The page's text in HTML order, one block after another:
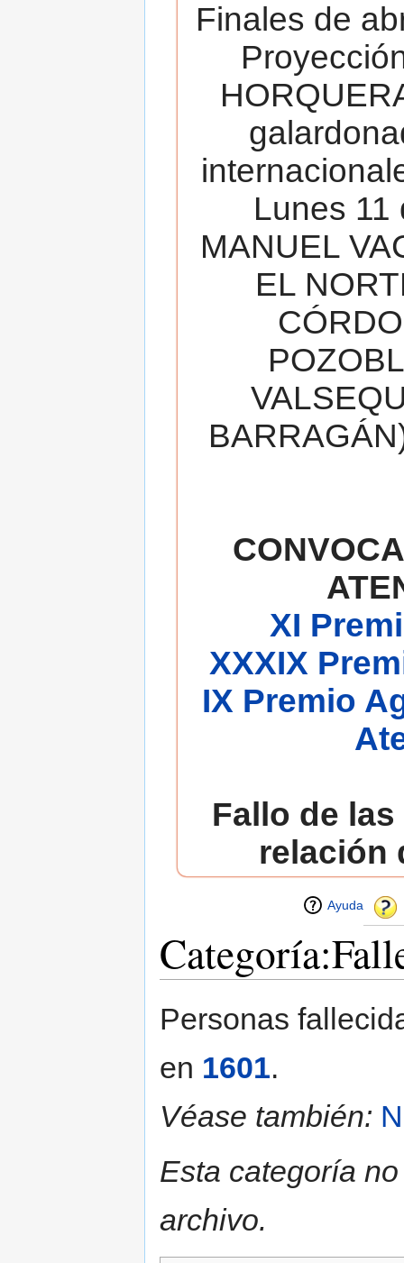
Finales de
Lunes 11
MANUEL
EL
XI
XXXIX
IX Premio
Fallo de
relación
Ayuda
Personas
en 1601.
Véase también:
Esta categoría
archivo.